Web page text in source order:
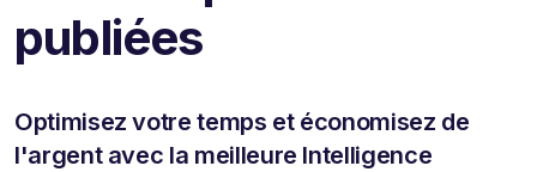
publiées
Optimisez votre temps et économisez de
l'argent avec la meilleure Intelligence